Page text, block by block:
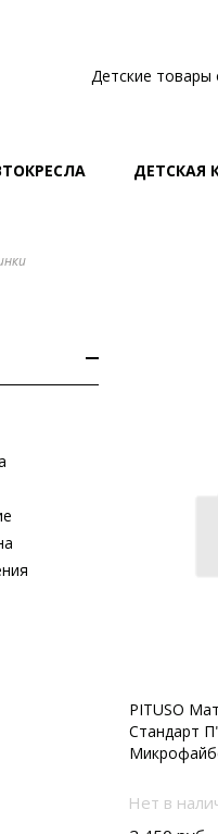
Детские товары
ДЕТСКАЯ
PITUSO
Стандарт
Нет в